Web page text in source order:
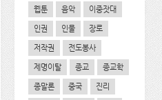
웹툰 음악 이중잣대
인권 인물 장로
저작권 전도봉사
제명이탈 종교 종교학
종말론 중국 진리